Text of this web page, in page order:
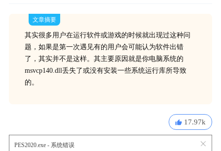
文章摘要
其实很多用户在运行软件或游戏的时候就出现过这种问
题，如果是第一次遇见有的用户会可能认为软件出错
了，其实并不是这样。其主要原因就是你电脑系统的
msvcp140.dll丢失了或没有安装一些系统运行库所导致
的。
17.97k
PES2020.exe - 系统错误